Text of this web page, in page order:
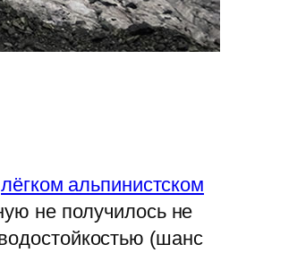
лёгком альпинистском
не получилось не
(шанс